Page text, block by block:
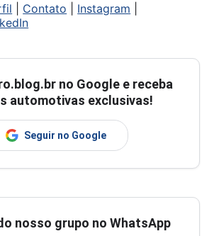
Contato Instagram
no Google e receba
automotivas exclusivas!
Seguir no Google
nosso grupo no WhatsApp